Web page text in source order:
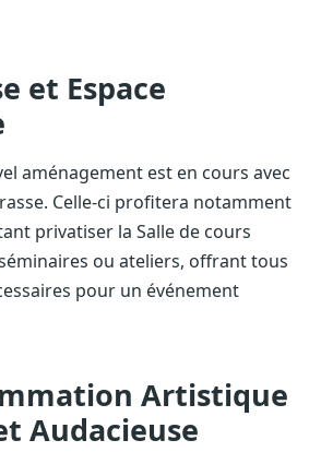
et Espace
aménagement est en cours avec
Celle-ci profitera notamment
privatiser la Salle de cours
ou ateliers, offrant tous
pour un événement
Artistique
Audacieuse